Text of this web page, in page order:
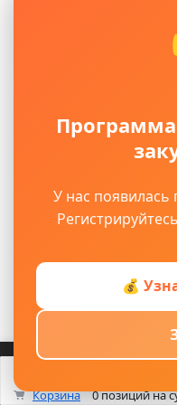
У нас появилась
💰
Корзина 0 позицийна
Каталог